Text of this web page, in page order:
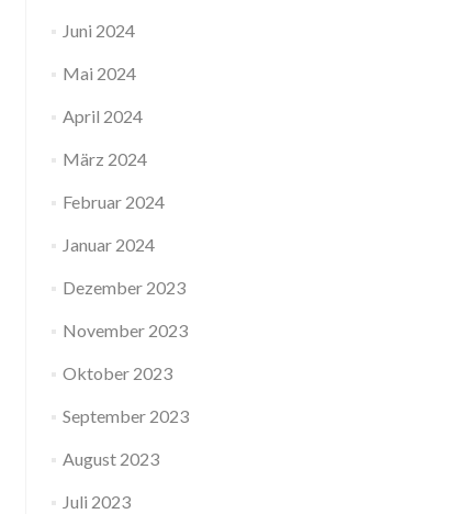
Juni 2024
Mai 2024
April 2024
März 2024
Februar 2024
Januar 2024
Dezember 2023
November 2023
Oktober 2023
September 2023
August 2023
Juli 2023